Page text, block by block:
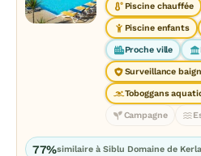
Piscine chauffée
Piscine enfants
Proche ville
Surveillance
Toboggans
Campagne
77%similaire à Siblu Domaine de